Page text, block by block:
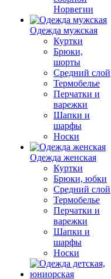
Норвегии
Одежда мужская
Куртки
Брюки,
шорты
Средний слой
Термобелье
Перчатки и
варежки
Шапки и
шарфы
Носки
Одежда женская
Куртки
Брюки, юбки
Средний слой
Термобелье
Перчатки и
варежки
Шапки и
шарфы
Носки